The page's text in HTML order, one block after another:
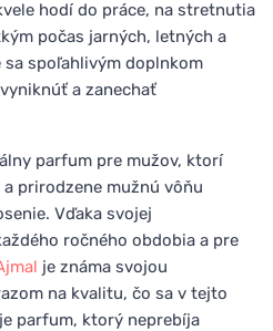
hodí do práce, na stretnutia
počas jarných, letných a
sa spoľahlivým doplnkom
a zanechať
parfum pre mužov, ktorí
prirodzene mužnú vôňu
Vďaka svojej
ročného obdobia a pre
je známa svojou
na kvalitu, čo sa v tejto
parfum, ktorý neprebíja